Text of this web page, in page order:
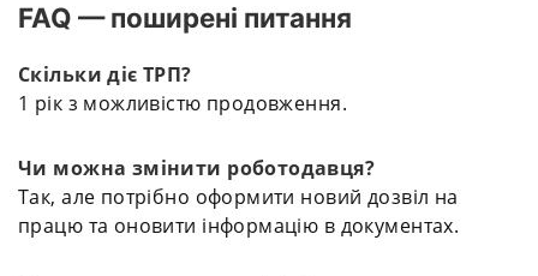
FAQ — поширені питання
Скільки діє ТРП?
1 рік з можливістю продовження.
Чи можна змінити роботодавця?
Так, але потрібно оформити новий дозвіл на
працю та оновити інформацію в документах.